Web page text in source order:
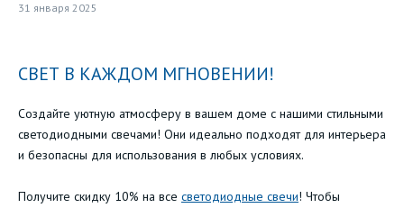
31 января 2025
СВЕТ В КАЖДОМ МГНОВЕНИИ!
Создайте уютную атмосферу в вашем доме с нашими стильными
светодиодными свечами! Они идеально подходят для интерьера
и безопасны для использования в любых условиях.
Получите скидку 10% на все светодиодные свечи! Чтобы